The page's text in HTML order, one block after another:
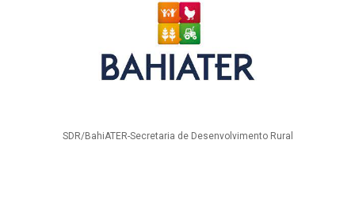
SDR/BahiATER-Secretaria de Desenvolvimento Rural